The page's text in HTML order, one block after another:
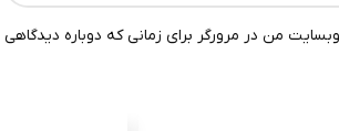
من در مرورگر برای زمانی که دوباره دیدگاهی